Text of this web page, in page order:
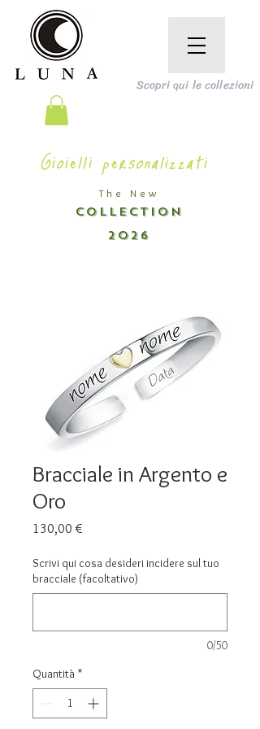
The New
COLLECTION
2026
Scopri qui le collezioni
Gioielli personalizzati
Bracciale in Argento e
Oro
130,00 €
Scrivi qui cosa desideri incidere sul tuo
bracciale (facoltativo)
0/50
Quantità *